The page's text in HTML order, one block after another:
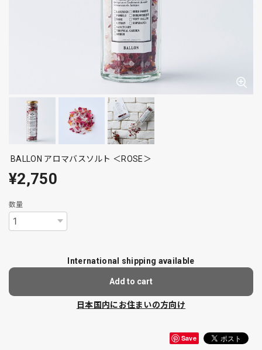
BALLON アロマバスソルト ＜ROSE＞
¥2,750
数量
International shipping available
Add to cart
日本国内にお住まいの方向け
Save